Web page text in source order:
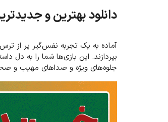
دانلود بهترین و
آماده به یک تجربه نفس‌گیر پر از
بپردازند. این بازی‌ها شما را به
جلوه‌های ویژه و صداهای مهیب و